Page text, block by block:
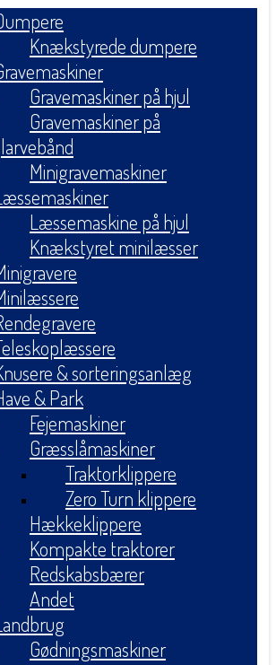
Knækstyrede dumpere
Gravemaskiner på hjul
Gravemaskiner på
larvebånd
Minigravemaskiner
Læssemaskine på hjul
Knækstyret minilæsser
& sorteringsanlæg
& Park
Fejemaskiner
Græsslåmaskiner
Traktorklippere
Zero Turn klippere
Hækkeklippere
Kompakte traktorer
Redskabsbærer
Andet
Gødningsmaskiner